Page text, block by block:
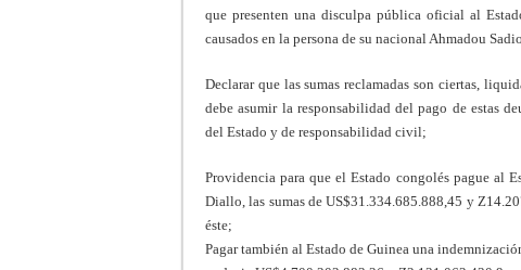
que presenten una disculpa pública oficial al
causados en la persona de su nacional Ahmadou
Declarar que las sumas reclamadas son ciertas,
debe asumir la responsabilidad del pago de estas
del Estado y de responsabilidad civil;
Providencia para que el Estado congolés pague al
Diallo, las sumas de US$31.334.685.888,45 y
éste;
Pagar también al Estado de Guinea una